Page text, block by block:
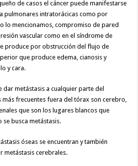
de casos el cáncer puede manifestarse
pulmonares intratorácicas como por
lo mencionamos, compromiso de pared
vascular como en el síndrome de
produce por obstrucción del flujo de
que produce edema, cianosis y
y cara.
dar metástasis a cualquier parte del
frecuentes fuera del tórax son cerebro,
que son los lugares blancos que
busca metástasis.
óseas se encuentran y también
metástasis cerebrales.